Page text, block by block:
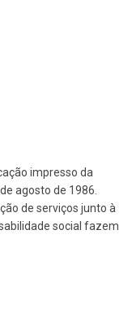
impresso da
agosto de 1986.
de serviços junto à
social fazem